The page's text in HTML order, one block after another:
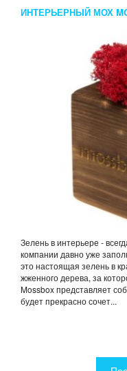
ИНТЕРЬЕРНЫЙ МОХ
Зелень в интерьере -
компании давно уже
это настоящая зелень в
жженного дерева, за
Mossbox представляет
будет прекрасно сочет...